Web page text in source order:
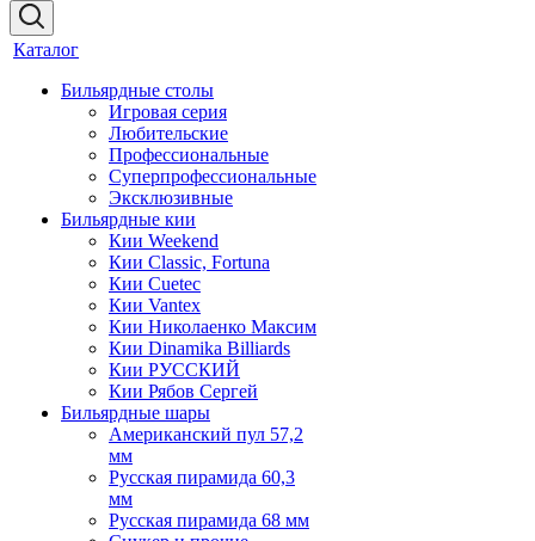
Каталог
Бильярдные столы
Игровая серия
Любительские
Профессиональные
Суперпрофессиональные
Эксклюзивные
Бильярдные кии
Кии Weekend
Кии Classic, Fortuna
Кии Cuetec
Кии Vantex
Кии Николаенко Максим
Кии Dinamika Billiards
Кии РУССКИЙ
Кии Рябов Сергей
Бильярдные шары
Американский пул 57,2
мм
Русская пирамида 60,3
мм
Русская пирамида 68 мм